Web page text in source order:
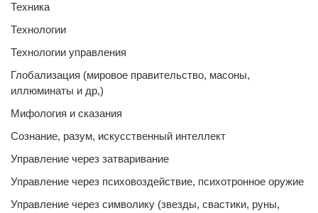
Техника
Технологии
Технологии управления
Глобализация (мировое правительство, масоны,
иллюминаты и др,)
Мифология и сказания
Сознание, разум, искусственный интеллект
Управление через затваривание
Управление через психовоздействие, психотронное оружие
Управление через символику (звезды, свастики, руны,